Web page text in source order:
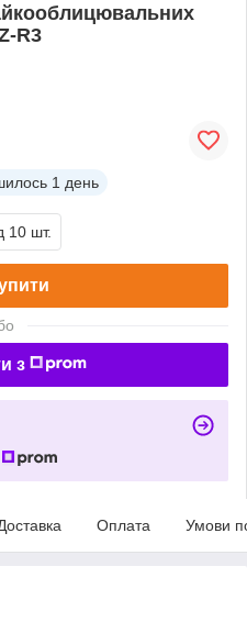
R3
1 день
10 шт.
з
Оплата Умови